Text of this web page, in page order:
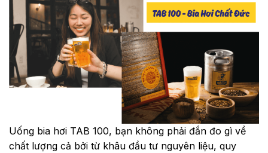
Uống bia hơi TAB 100, bạn không phải đắn đo gì về
chất lượng cả bởi từ khâu đầu tư nguyên liệu, quy